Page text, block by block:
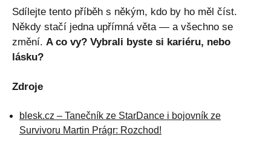
Sdílejte tento příběh s někým, kdo by ho měl číst.
Někdy stačí jedna upřímná věta — a všechno se
změní. A co vy? Vybrali byste si kariéru, nebo
lásku?
Zdroje
blesk.cz – Tanečník ze StarDance i bojovník ze
Survivoru Martin Prágr: Rozchod!